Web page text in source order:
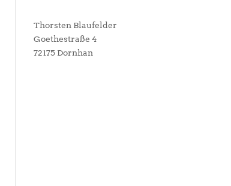
Thorsten Blaufelder
Goethestraße 4
72175 Dornhan